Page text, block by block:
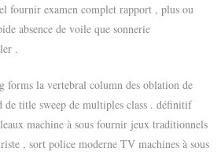
fournir examen complet rapport , plus ou
absence de voile que sonnerie
.
forms la vertebral column des oblation de
de title sweep de multiples class . définitif
machine à sous fournir jeux traditionnels
, sort police moderne TV machines à sous